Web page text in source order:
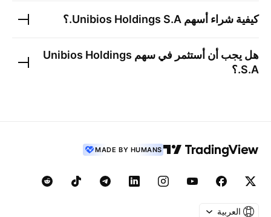
كيفية شراء أسهم Unibios Holdings S.A. ؟
هل يجب أن أستثمر في سهم Unibios Holdings
S.A. ؟
MADE BY HUMANS
العربية